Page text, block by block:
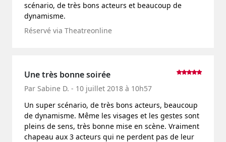
scénario, de très bons acteurs et beaucoup de
dynamisme.
Réservé via Theatreonline
Une très bonne soirée
Par Sabine D. - 10 juillet 2018 à 10h57
Un super scénario, de très bons acteurs, beaucoup
de dynamisme. Même les visages et les gestes sont
pleins de sens, très bonne mise en scène. Vraiment
chapeau aux 3 acteurs qui ne perdent pas de leur